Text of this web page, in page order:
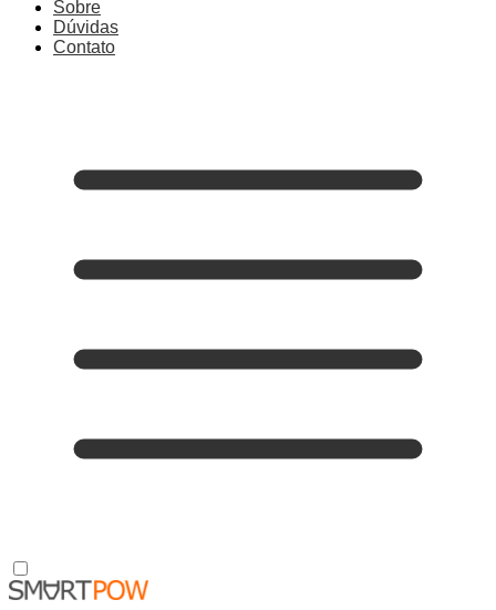
Sobre
Dúvidas
Contato